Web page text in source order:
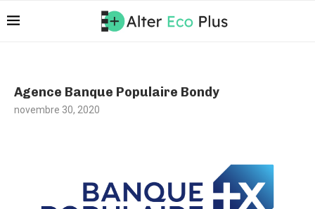
Agence Banque Populaire Bondy
novembre 30, 2020